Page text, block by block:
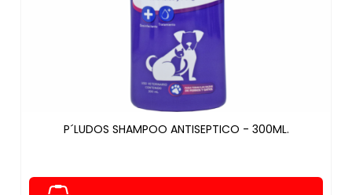
P´LUDOS SHAMPOO ANTISEPTICO - 300ML.